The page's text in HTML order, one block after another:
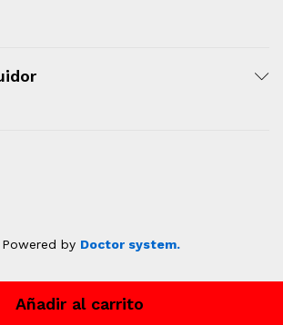
Añadir al carrito
by Doctor system.